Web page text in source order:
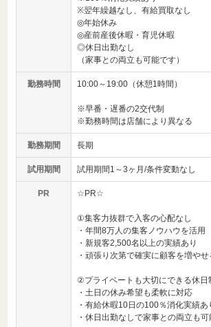
※翌年繰越なし、有給買取なし
◎年始休み
◎産前産後休暇・育児休暇
◎休日出勤なし
（家事との両立も可能です）
勤務時間 10:00～19:00（休憩1時間）
※早番・遅番の2交代制
※勤務時間は店舗により異なる
勤務期間 長期
試用期間 試用期間1～3ヶ月/条件変動なし
PR ☆PR☆
①集客力抜群で入客の心配なし
・年間8万人の集客ノウハウを活用
・新規客2,500名以上の実績あり
・頑張り次第で確実に顧客を増や
②プライベートも大切にできる休日
・土日の休み希望も柔軟に対応
・有給休暇10日の100％消化実績あ
・休日出勤なしで家事との両立も可